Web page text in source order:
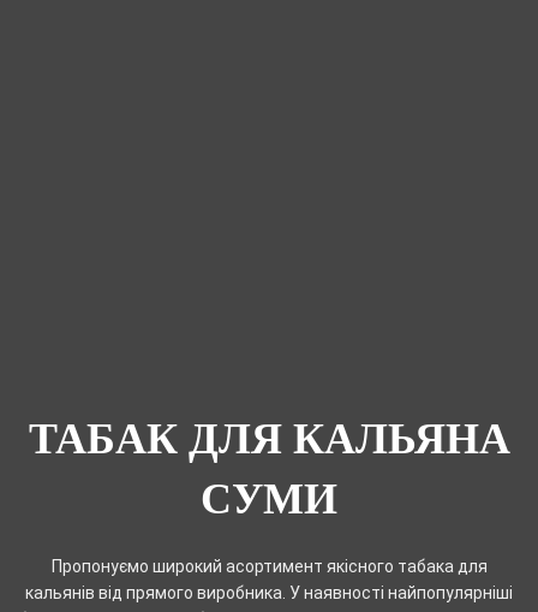
ТАБАК ДЛЯ КАЛЬЯНА
СУМИ
Пропонуємо широкий асортимент якісного табака для
кальянів від прямого виробника. У наявності найпопулярніші